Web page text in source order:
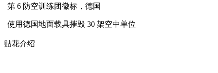
第 6 防空训练团徽标，德国
使用德国地面载具摧毁 30 架空中单位
贴花介绍